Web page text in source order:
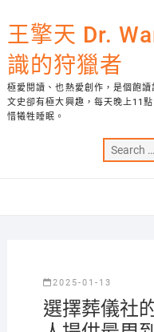
to
content
王擎天 Dr.
識的狩獵者
極愛閱讀、也熱愛創作，是個飽
文史卻有極大興趣，每天晚上11
惜犧牲睡眠。
2025-01-13
選擇葬儀社